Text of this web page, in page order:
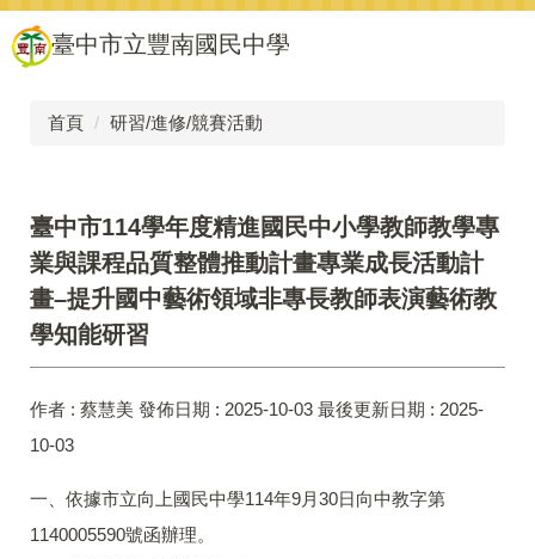
跳
到
主
臺中市立豐南國民中學
首頁 研習/進修/競賽活動
臺中市114學年度精進國民中小學教師教學專
業與課程品質整體推動計畫專業成長活動計
畫–提升國中藝術領域非專長教師表演藝術教
學知能研習
作者 : 蔡慧美 發佈日期 : 2025-10-03 最後更新日期 : 2025-
10-03
一、依據市立向上國民中學114年9月30日向中教字第
1140005590號函辦理。